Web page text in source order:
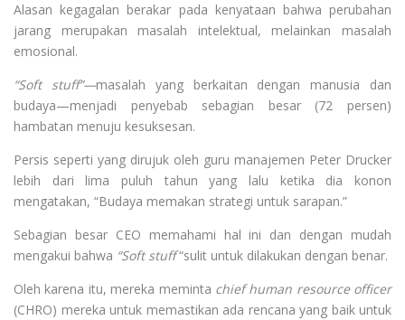
Alasan kegagalan berakar pada kenyataan bahwa perubahan
jarang merupakan masalah intelektual, melainkan masalah
emosional.
“Soft stuff”—masalah yang berkaitan dengan manusia dan
budaya—menjadi penyebab sebagian besar (72 persen)
hambatan menuju kesuksesan.
Persis seperti yang dirujuk oleh guru manajemen Peter Drucker
lebih dari lima puluh tahun yang lalu ketika dia konon
mengatakan, “Budaya memakan strategi untuk sarapan.”
Sebagian besar CEO memahami hal ini dan dengan mudah
mengakui bahwa “Soft stuff“sulit untuk dilakukan dengan benar.
Oleh karena itu, mereka meminta chief human resource officer
(CHRO) mereka untuk memastikan ada rencana yang baik untuk